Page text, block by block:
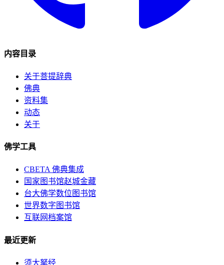
内容目录
关于菩提辞典
佛典
资料集
动态
关于
佛学工具
CBETA 佛典集成
国家图书馆赵城金藏
台大佛学数位图书馆
世界数字图书馆
互联网档案馆
最近更新
须大拏经